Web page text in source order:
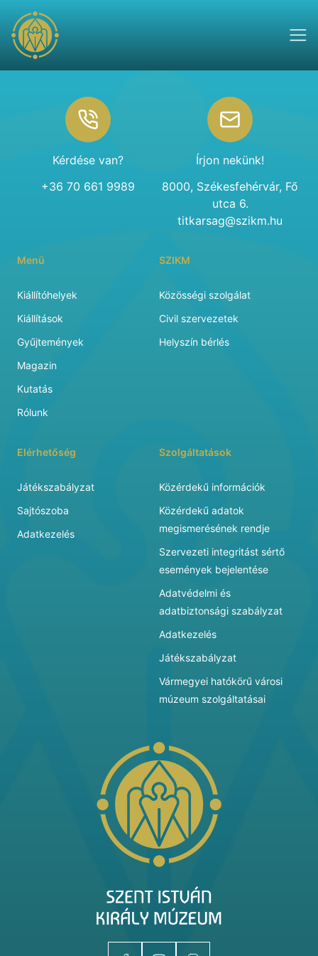
Kérdése van?
+36 70 661 9989
Írjon nekünk!
8000, Székesfehérvár, Fő
utca 6.
titkarsag@szikm.hu
Menü
Kiállítóhelyek
Kiállítások
Gyűjtemények
Magazin
Kutatás
Rólunk
SZIKM
Közösségi szolgálat
Civil szervezetek
Helyszín bérlés
Elérhetőség
Játékszabályzat
Sajtószoba
Adatkezelés
Szolgáltatások
Közérdekű információk
Közérdekű adatok
megismerésének rendje
Szervezeti integritást sértő
események bejelentése
Adatvédelmi és
adatbiztonsági szabályzat
Adatkezelés
Játékszabályzat
Vármegyei hatókörű városi
múzeum szolgáltatásai